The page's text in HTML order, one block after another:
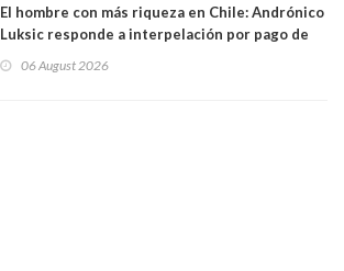
El hombre con más riqueza en Chile: Andrónico
Luksic responde a interpelación por pago de
día que me muera”
06 August 2026